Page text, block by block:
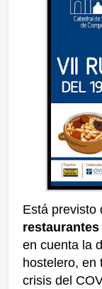
Está previsto
en cuenta la
hostelero, en
crisis del